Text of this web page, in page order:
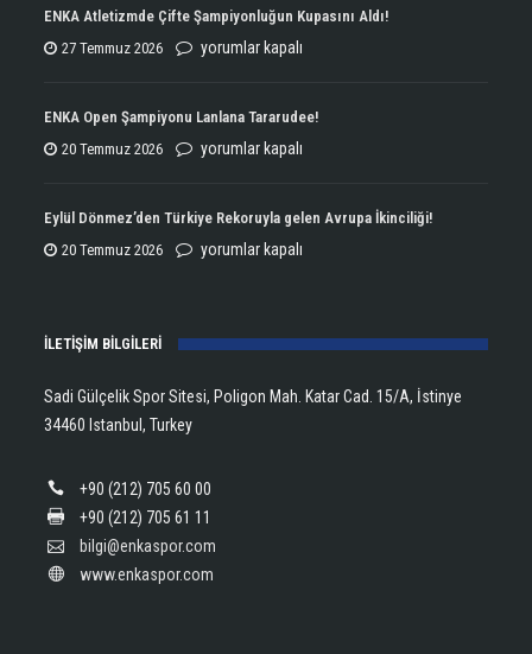
ENKA Atletizmde Çifte Şampiyonluğun Kupasını Aldı!
27 Temmuz 2026
ENKA
Çifte
Şampiyonluğun
yorumlar kapalı
ENKA Open Şampiyonu Lanlana Tararudee!
20 Temmuz 2026
ENKA
Şampiyonu
Lanlana
yorumlar kapalı
Eylül Dönmez’den Türkiye Rekoruyla gelen Avrupa İkinciliği!
20 Temmuz 2026
Eylül
Rekoruyla
Avrupa
yorumlar kapalı
İLETİŞİM BİLGİLERİ
Sadi Gülçelik Spor Sitesi, Poligon Mah. Katar Cad. 15/A, İstinye
34460 Istanbul, Turkey
+90 (212) 705 60 00
+90 (212) 705 61 11
bilgi@enkaspor.com
www.enkaspor.com